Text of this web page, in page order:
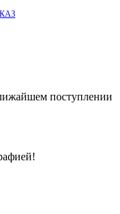
поступлении